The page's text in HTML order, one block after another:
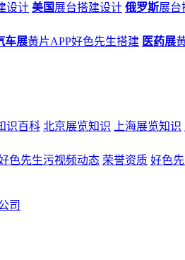
设计 美国 展台搭建设计 俄罗斯展台
车展黄片APP好色先生搭建 医药展
识百科 北京展览知识 上海展览知识
色先生污视频动态 荣誉资质 好色